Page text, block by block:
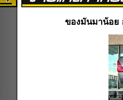
ของมันมาน้อย